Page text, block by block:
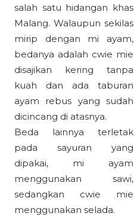
salah satu hidangan khas
Malang. Walaupun sekilas
mirip dengan mi ayam,
bedanya adalah cwie mie
disajikan kering tanpa
kuah dan ada taburan
ayam rebus yang sudah
dicincang di atasnya.
Beda lainnya terletak
pada sayuran yang
dipakai, mi ayam
menggunakan sawi,
sedangkan cwie mie
menggunakan selada.